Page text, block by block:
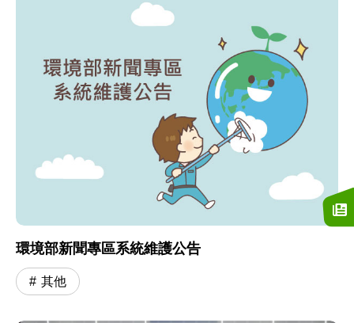
環境部新聞專區系統維護公告
其他